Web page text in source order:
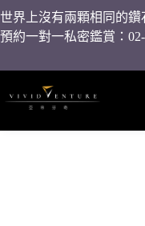
世界上沒有兩顆相同的
預約一對一私密鑑賞：02-